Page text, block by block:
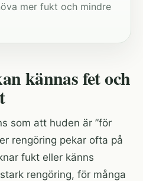
mer fukt och mindre
kännas fet och
som att huden är ”för
rengöring pekar ofta på
fukt eller känns
rengöring, för många